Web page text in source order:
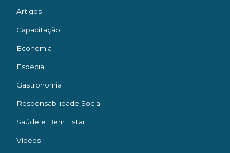
Artigos
Capacitação
Economia
Especial
Gastronomia
Responsabilidade Social
Saúde e Bem Estar
Vídeos